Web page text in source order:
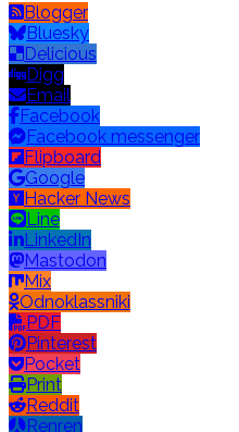
Blogger
Bluesky
Delicious
Digg
Email
Facebook
Facebook messenger
Flipboard
Google
Hacker News
Line
LinkedIn
Mastodon
Mix
Odnoklassniki
PDF
Pinterest
Pocket
Print
Reddit
Renren